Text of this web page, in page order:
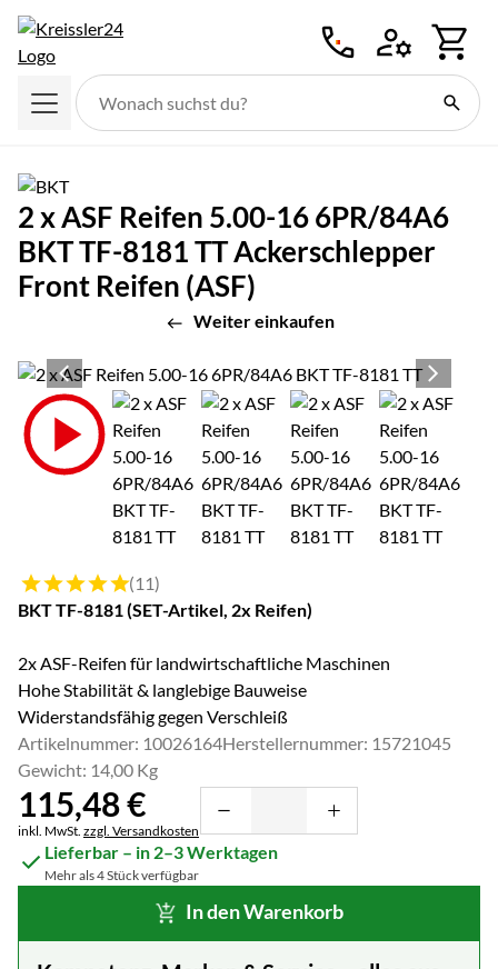
2 x ASF Reifen 5.00-16 6PR/84A6
BKT TF-8181 TT Ackerschlepper
Front Reifen (ASF)
Weiter einkaufen
Produktgalerie
Zur Kaufbox springen
Bewertung: 5 von 5 (11 Bewertungen)
(11)
BKT TF-8181 (SET-Artikel, 2x Reifen)
2x ASF-Reifen für landwirtschaftliche Maschinen
Hohe Stabilität & langlebige Bauweise
Widerstandsfähig gegen Verschleiß
Artikelnummer: 10026164Herstellernummer: 15721045
Gewicht: 14,00 Kg
115,48€
Steuerhinweis:
inkl. MwSt. zzgl. Versandkosten
Lieferbar – in 2–3 Werktagen
Mehr als 4 Stück verfügbar
In den Warenkorb